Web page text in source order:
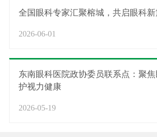
全国眼科专家汇聚榕城，共启眼科
2026-06-01
东南眼科医院政协委员联系点：聚焦
护视力健康
2026-05-19